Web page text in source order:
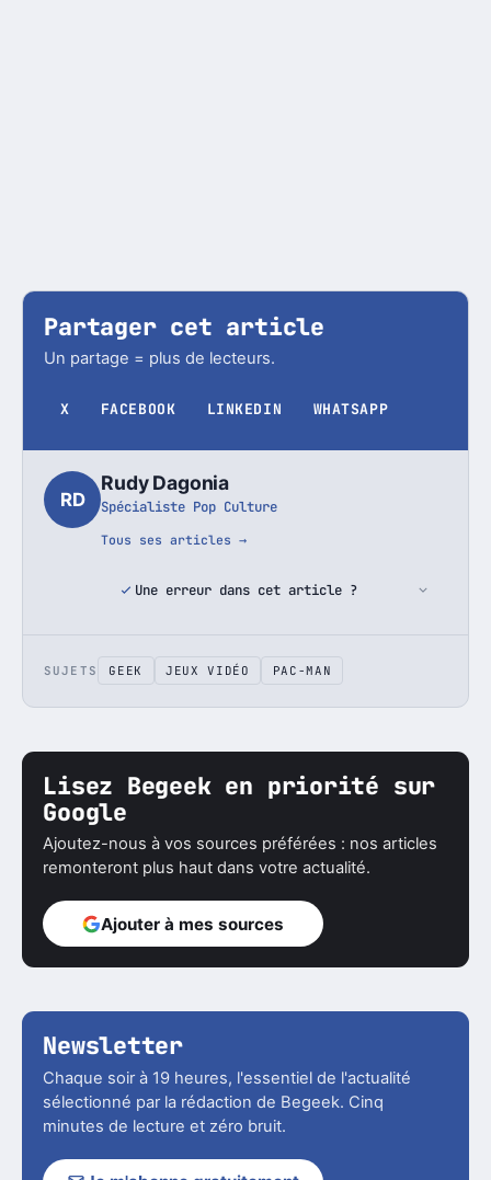
Partager cet article
Un partage = plus de lecteurs.
X FACEBOOK LINKEDIN WHATSAPP
RD
Rudy Dagonia
Spécialiste Pop Culture
Tous ses articles →
Une erreur dans cet article ?
SUJETS GEEK JEUX VIDÉO PAC-MAN
Lisez Begeek en priorité sur
Google
Ajoutez-nous à vos sources préférées : nos articles
remonteront plus haut dans votre actualité.
Ajouter à mes sources
Newsletter
Chaque soir à 19 heures, l'essentiel de l'actualité
sélectionné par la rédaction de Begeek. Cinq
minutes de lecture et zéro bruit.